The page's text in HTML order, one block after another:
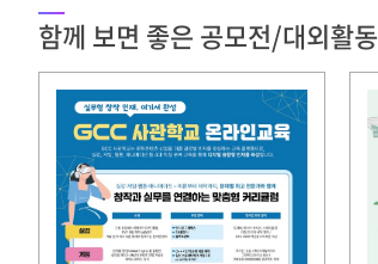
함께 보면 좋은 공모전/대외활동